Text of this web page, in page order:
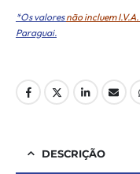
*Os valoresnão incluem I.V.A.
Paraguai.
DESCRIÇÃO